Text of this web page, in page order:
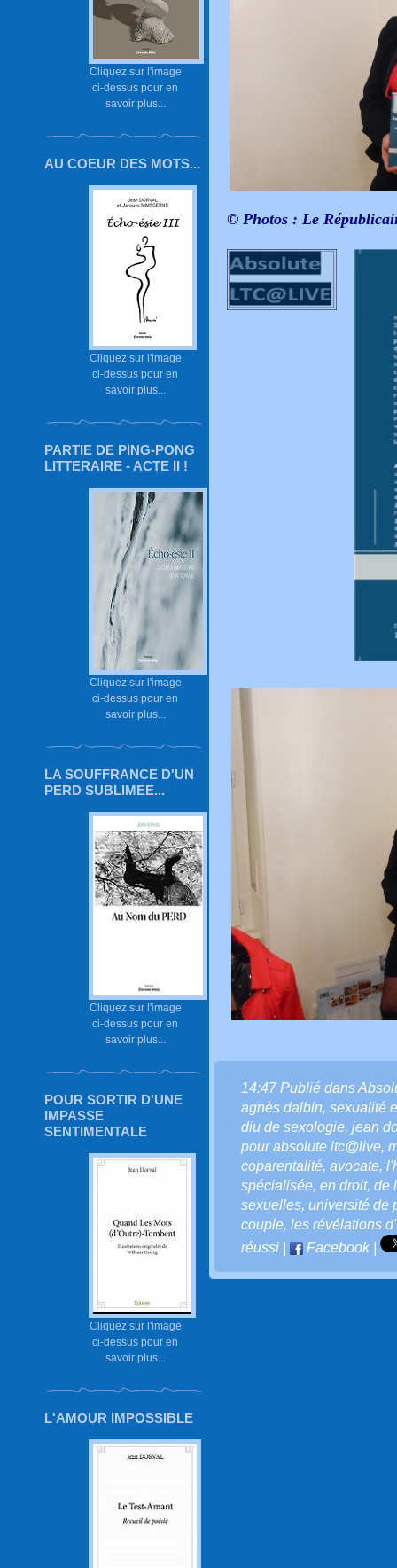
Cliquez sur l'image
ci-dessus pour en
savoir plus...
AU COEUR DES MOTS...
Cliquez sur l'image
ci-dessus pour en
savoir plus...
PARTIE DE PING-PONG
LITTERAIRE - ACTE II !
Cliquez sur l'image
ci-dessus pour en
savoir plus...
LA SOUFFRANCE D'UN
PERD SUBLIMEE...
Cliquez sur l'image
ci-dessus pour en
savoir plus...
POUR SORTIR D'UNE
IMPASSE
SENTIMENTALE
Cliquez sur l'image
ci-dessus pour en
savoir plus...
L'AMOUR IMPOSSIBLE
© Photos : Le
14:47 Publié dans
agnès dalbin, sexualité
diu de sexologie, jean
pour absolute ltc@live,
coparentalité, avocate,
spécialisée, en droit, de
sexuelles, université de
couple, les révélations
réussi
Facebook|